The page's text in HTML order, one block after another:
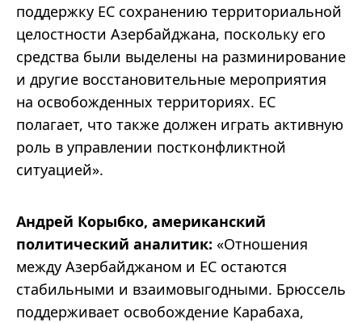
поддержку ЕС сохранению территориальной
целостности Азербайджана, поскольку его
средства были выделены на разминирование
и другие восстановительные мероприятия
на освобожденных территориях. ЕС
полагает, что также должен играть активную
роль в управлении постконфликтной
ситуацией».
Андрей Корыбко, американский
политический аналитик: «Отношения
между Азербайджаном и ЕС остаются
стабильными и взаимовыгодными. Брюссель
поддерживает освобождение Карабаха,